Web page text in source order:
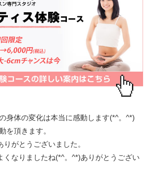
身体の変化は本当に感動します(*^。^*)
を頂きます。
がとうございました。
くなりましたね(*^。^*)ありがとうござい